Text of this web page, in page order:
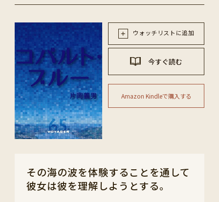
ウォッチリストに追加
今すぐ読む
Amazon Kindleで購入する
その海の波を体験することを通して
彼女は彼を理解しようとする。